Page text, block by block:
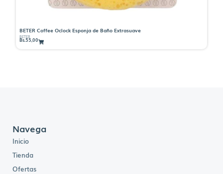
BETER Coffee Oclock Esponja de Baño Extrasuave
BETER
Bs.55,00
Navega
Inicio
Tienda
Ofertas